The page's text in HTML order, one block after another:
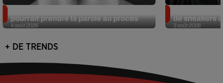
4 août 2026
pourrait prendre la parole au procès
3 août 2026
de sneakers
+ DE TRENDS